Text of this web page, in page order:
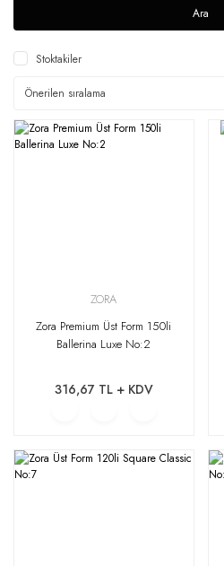
Ara
Stoktakiler
ZORA
Zora Premium Üst Form 150li
Ballerina Luxe No:2
316,67 TL + KDV